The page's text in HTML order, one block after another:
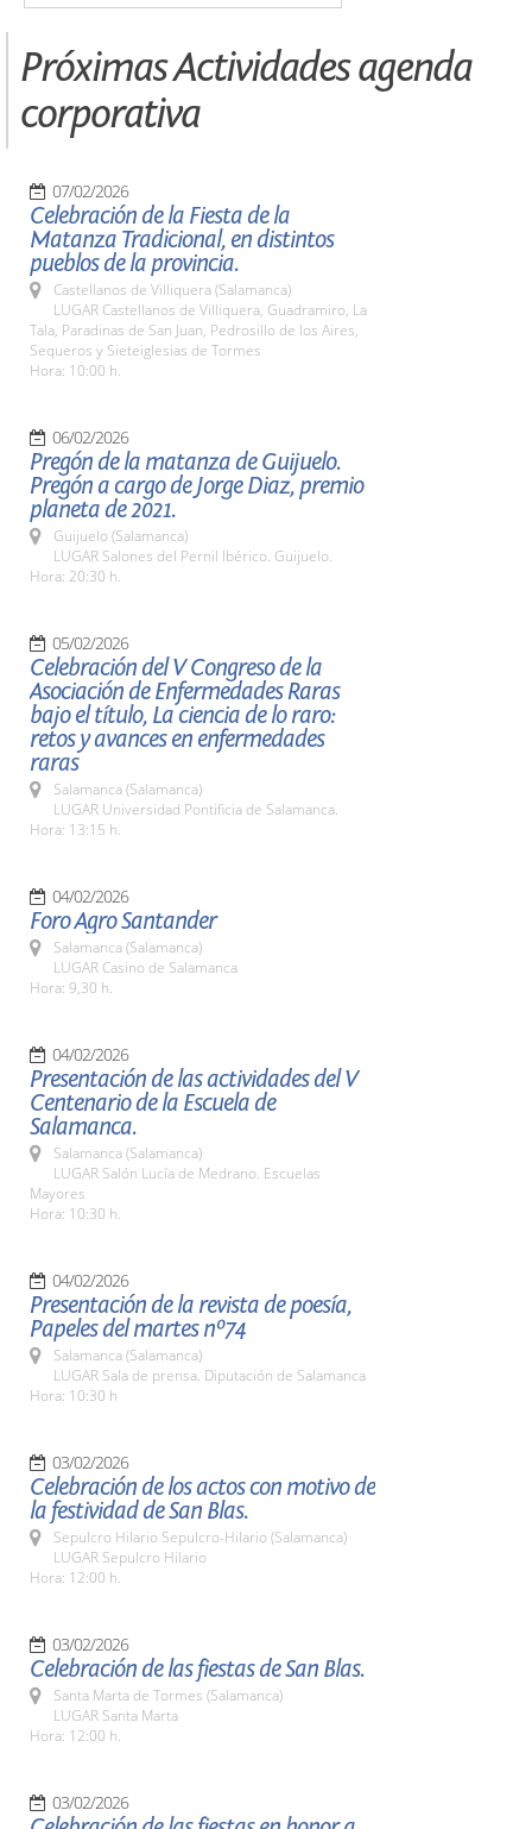
Próximas Actividades agenda
corporativa
07/02/2026
Celebración de la Fiesta de la
Matanza Tradicional, en distintos
pueblos de la provincia.
Castellanos de Villiquera (Salamanca)
LUGAR Castellanos de Villiquera, Guadramiro, La
Tala, Paradinas de San Juan, Pedrosillo de los Aires,
Sequeros y Sieteiglesias de Tormes
Hora: 10:00 h.
06/02/2026
Pregón de la matanza de Guijuelo.
Pregón a cargo de Jorge Diaz, premio
planeta de 2021.
Guijuelo (Salamanca)
LUGAR Salones del Pernil Ibérico. Guijuelo.
Hora: 20:30 h.
05/02/2026
Celebración del V Congreso de la
Asociación de Enfermedades Raras
bajo el título, La ciencia de lo raro:
retos y avances en enfermedades
raras
Salamanca (Salamanca)
LUGAR Universidad Pontificia de Salamanca.
Hora: 13:15 h.
04/02/2026
Foro Agro Santander
Salamanca (Salamanca)
LUGAR Casino de Salamanca
Hora: 9,30 h.
04/02/2026
Presentación de las actividades del V
Centenario de la Escuela de
Salamanca.
Salamanca (Salamanca)
LUGAR Salón Lucía de Medrano. Escuelas
Mayores
Hora: 10:30 h.
04/02/2026
Presentación de la revista de poesía,
Papeles del martes nº74
Salamanca (Salamanca)
LUGAR Sala de prensa. Diputación de Salamanca
Hora: 10:30 h
03/02/2026
Celebración de los actos con motivo de
la festividad de San Blas.
Sepulcro Hilario Sepulcro-Hilario (Salamanca)
LUGAR Sepulcro Hilario
Hora: 12:00 h.
03/02/2026
Celebración de las fiestas de San Blas.
Santa Marta de Tormes (Salamanca)
LUGAR Santa Marta
Hora: 12:00 h.
03/02/2026